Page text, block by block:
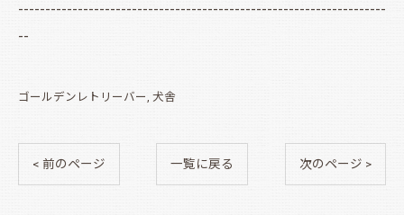
--------------------------------------------------------------------
--
ゴールデンレトリーバー 犬舎
< 前のページ 一覧に戻る 次のページ >